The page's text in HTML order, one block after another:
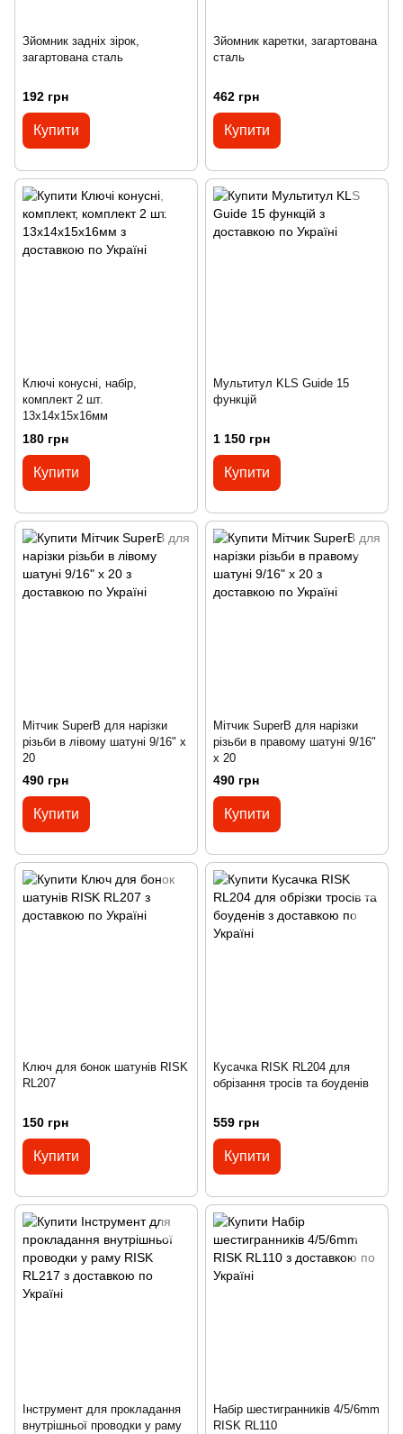
Зйомник задніх зірок,
загартована сталь
192 грн
Купити
Зйомник каретки, загартована
сталь
462 грн
Купити
Ключі конусні, набір,
комплект 2 шт.
13x14x15x16мм
180 грн
Купити
Мультитул KLS Guide 15
функцій
1 150 грн
Купити
Мітчик SuperB для нарізки
різьби в лівому шатуні 9/16" x
20
490 грн
Купити
Мітчик SuperB для нарізки
різьби в правому шатуні 9/16"
x 20
490 грн
Купити
Ключ для бонок шатунів RISK
RL207
150 грн
Купити
Кусачка RISK RL204 для
обрізання тросів та боуденів
559 грн
Купити
Інструмент для прокладання
внутрішньої проводки у раму
Набір шестигранників 4/5/6mm
RISK RL110